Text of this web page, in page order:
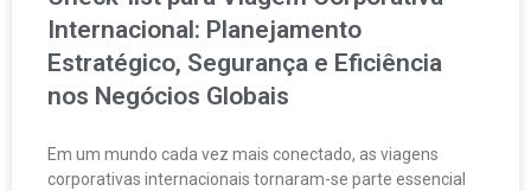
Internacional: Planejamento
Estratégico, Segurança e Eficiência
nos Negócios Globais
Em um mundo cada vez mais conectado, as viagens
corporativas internacionais tornaram-se parte essencial